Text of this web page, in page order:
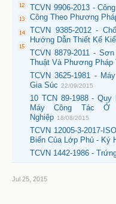
TCVN 9906-2013 -
Công Theo Phương
TCVN 9385-2012 -
Hướng Dẫn Thiết Kế
TCVN 8879-2011 -
Thuật Và Phương Pháp
TCVN 3625-1981 -
Gia Súc 22/09/2015
10 TCN 89-1988 -
Máy Công Tác
Nghiệp 18/08/2015
TCVN 12005-3-2017-
Biến Của Lớp Phủ - Ký
TCVN 1442-1986 -
Jul 25, 2015